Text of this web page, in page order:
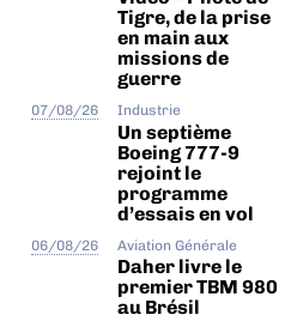
Tigre, de la prise
en main aux
missions de
guerre
07/08/26 Industrie
Un septième
Boeing 777-9
rejoint le
programme
d’essais en vol
06/08/26 Aviation Générale
Daher livre le
premier TBM 980
au Brésil